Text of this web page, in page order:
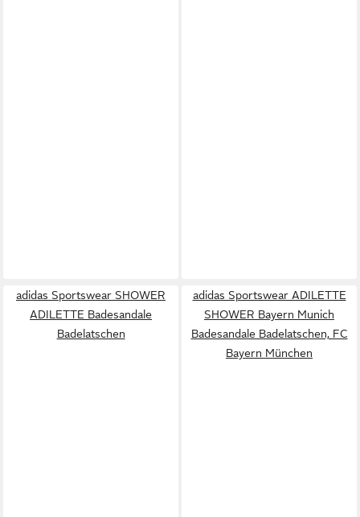
adidas Sportswear SHOWER
ADILETTE Badesandale
Badelatschen
adidas Sportswear ADILETTE
SHOWER Bayern Munich
Badesandale Badelatschen, FC
Bayern München